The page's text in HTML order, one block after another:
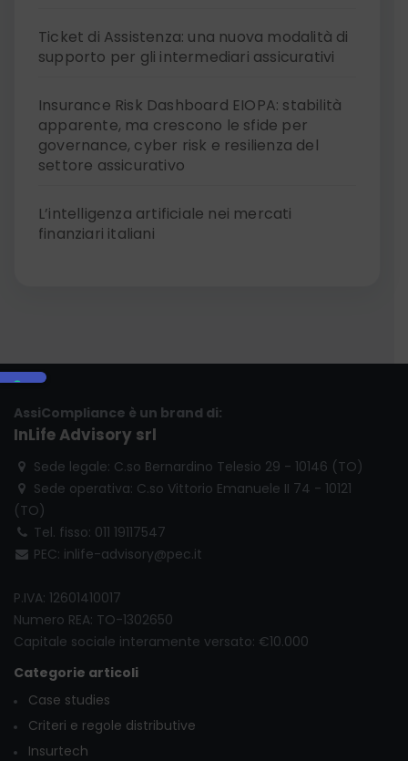
Ticket di Assistenza: una nuova modalità di
supporto per gli intermediari assicurativi
Insurance Risk Dashboard EIOPA: stabilità
apparente, ma crescono le sfide per
governance, cyber risk e resilienza del
settore assicurativo
L’intelligenza artificiale nei mercati
finanziari italiani
AssiCompliance è un brand di:
InLife Advisory srl
Sede legale: C.so Bernardino Telesio 29 - 10146 (TO)
Sede operativa: C.so Vittorio Emanuele II 74 - 10121
(TO)
Tel. fisso: 011 19117547
PEC: inlife-advisory@pec.it
P.IVA: 12601410017
Numero REA: TO-1302650
Capitale sociale interamente versato: €10.000
Categorie articoli
Case studies
Criteri e regole distributive
Insurtech